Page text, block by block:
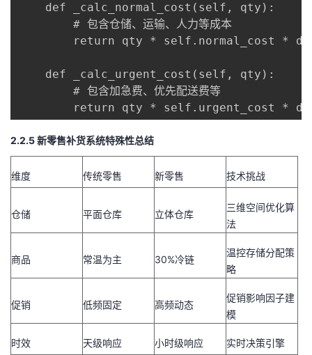
    def _calc_normal_cost(self, qty):
        # 包含仓储、运输、人力等成本
return qty * self.normal_cost *
    def _calc_urgent_cost(self, qty):
        # 包含加急费、优先配送费等
return qty * self.urgent_cost *
2.2.5 新零售补货系统特殊性总结
维度 传统零售 新零售 技术挑战
仓储 平面仓库 立体仓库
三维空间优化算
法
商品 常温为主 30%冷链
温控存储分配策
略
促销 低频固定 高频动态
促销影响因子建
模
时效 天级响应 小时级响应 实时决策引擎